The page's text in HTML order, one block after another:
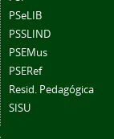
PSeLIB
PSSLIND
PSEMus
PSERef
Resid. Pedagógica
SISU